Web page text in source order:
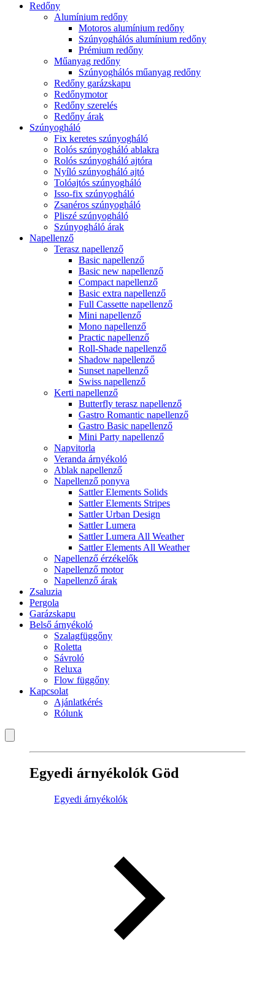
Redőny
Alumínium redőny
Motoros alumínium redőny
Szúnyoghálós alumínium redőny
Prémium redőny
Műanyag redőny
Szúnyoghálós műanyag redőny
Redőny garázskapu
Redőnymotor
Redőny szerelés
Redőny árak
Szúnyogháló
Fix keretes szúnyogháló
Rolós szúnyogháló ablakra
Rolós szúnyogháló ajtóra
Nyíló szúnyogháló ajtó
Tolóajtós szúnyogháló
Isso-fix szúnyogháló
Zsanéros szúnyogháló
Pliszé szúnyogháló
Szúnyogháló árak
Napellenző
Terasz napellenző
Basic napellenző
Basic new napellenző
Compact napellenző
Basic extra napellenző
Full Cassette napellenző
Mini napellenző
Mono napellenző
Practic napellenző
Roll-Shade napellenző
Shadow napellenző
Sunset napellenző
Swiss napellenző
Kerti napellenző
Butterfly terasz napellenző
Gastro Romantic napellenző
Gastro Basic napellenző
Mini Party napellenző
Napvitorla
Veranda árnyékoló
Ablak napellenző
Napellenző ponyva
Sattler Elements Solids
Sattler Elements Stripes
Sattler Urban Design
Sattler Lumera
Sattler Lumera All Weather
Sattler Elements All Weather
Napellenző érzékelők
Napellenző motor
Napellenző árak
Zsaluzia
Pergola
Garázskapu
Belső árnyékoló
Szalagfüggőny
Roletta
Sávroló
Reluxa
Flow függőny
Kapcsolat
Ajánlatkérés
Rólunk
Egyedi árnyékolók Göd
Egyedi árnyékolók